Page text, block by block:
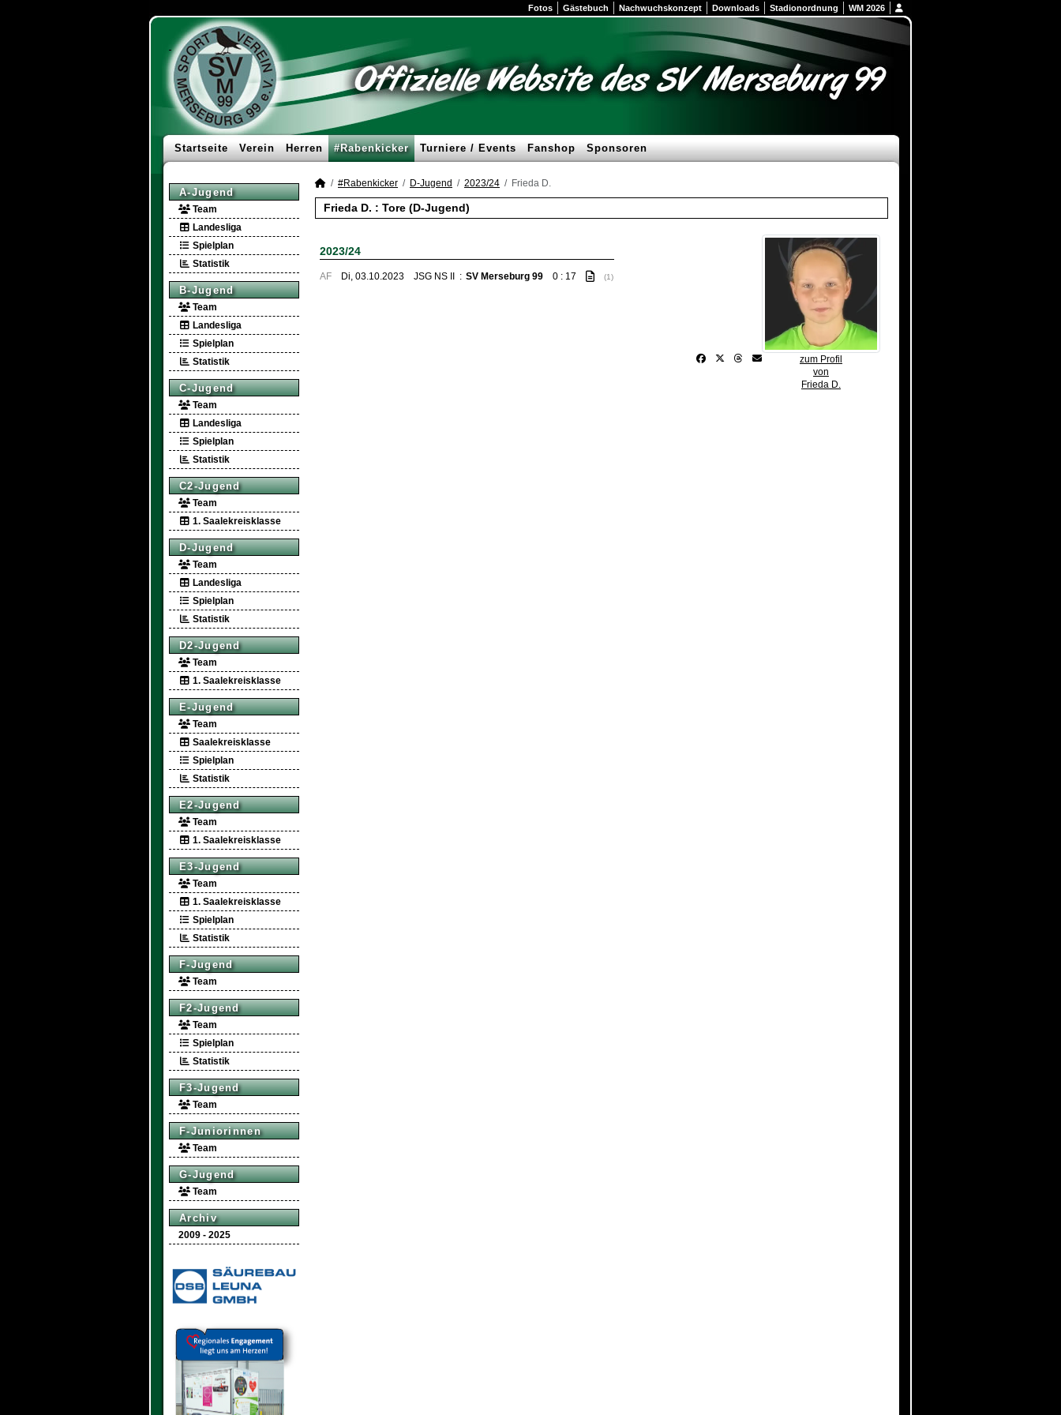
Fotos Gästebuch Nachwuchskonzept Downloads Stadionordnung WM 2026
Startseite Verein Herren #Rabenkicker Turniere / Events Fanshop Sponsoren
A-Jugend
Team
Landesliga
Spielplan
Statistik
B-Jugend
Team
Landesliga
Spielplan
Statistik
C-Jugend
Team
Landesliga
Spielplan
Statistik
C2-Jugend
Team
1. Saalekreisklasse
D-Jugend
Team
Landesliga
Spielplan
Statistik
D2-Jugend
Team
1. Saalekreisklasse
E-Jugend
Team
Saalekreisklasse
Spielplan
Statistik
E2-Jugend
Team
1. Saalekreisklasse
E3-Jugend
Team
1. Saalekreisklasse
Spielplan
Statistik
F-Jugend
Team
F2-Jugend
Team
Spielplan
Statistik
F3-Jugend
Team
F-Juniorinnen
Team
G-Jugend
Team
Archiv
2009 - 2025
#Rabenkicker D-Jugend 2023/24 Frieda D.
Frieda D. : Tore (D-Jugend)
zum Profil
von
Frieda D.
2023/24
AF Di, 03.10.2023 JSG NS II : SV Merseburg 99 0 : 17 (1)